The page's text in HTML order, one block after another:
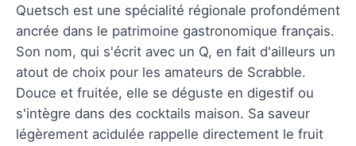
Quetsch est une spécialité régionale profondément
ancrée dans le patrimoine gastronomique français.
Son nom, qui s'écrit avec un Q, en fait d'ailleurs un
atout de choix pour les amateurs de Scrabble.
Douce et fruitée, elle se déguste en digestif ou
s'intègre dans des cocktails maison. Sa saveur
légèrement acidulée rappelle directement le fruit